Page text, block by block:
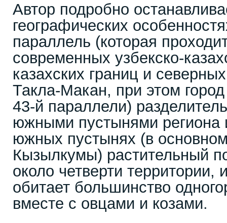
Автор подробно
географических
параллель (которая
современных узбекско-
казахских границ и
Такла-Макан, при этом
43-й параллели)
южными пустынями
южных пустынях (в
Кызылкумы) растительный
около четверти территории,
обитает большинство
вместе с овцами и козами.